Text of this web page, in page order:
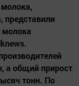
представили
молока
а общий прирост
тонн. По